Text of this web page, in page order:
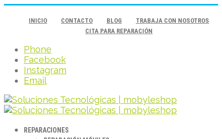
INICIO CONTACTO BLOG
TRABAJA CON NOSOTROS
CITA PARA REPARACIÓN
Phone
Facebook
Instagram
Email
REPARACIONES